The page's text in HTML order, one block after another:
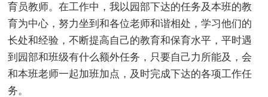
育员教师。在工作中，我以园部下达的任务及本班的教
育为中心，努力坐到和各位老师和谐相处，学习他们的
长处和经验，不断提高自己的教育和保育水平，平时遇
到园部和班级有什么额外任务，只要自己力所能及，会
和本班老师一起加班加点，及时完成下达的各项工作任
务。